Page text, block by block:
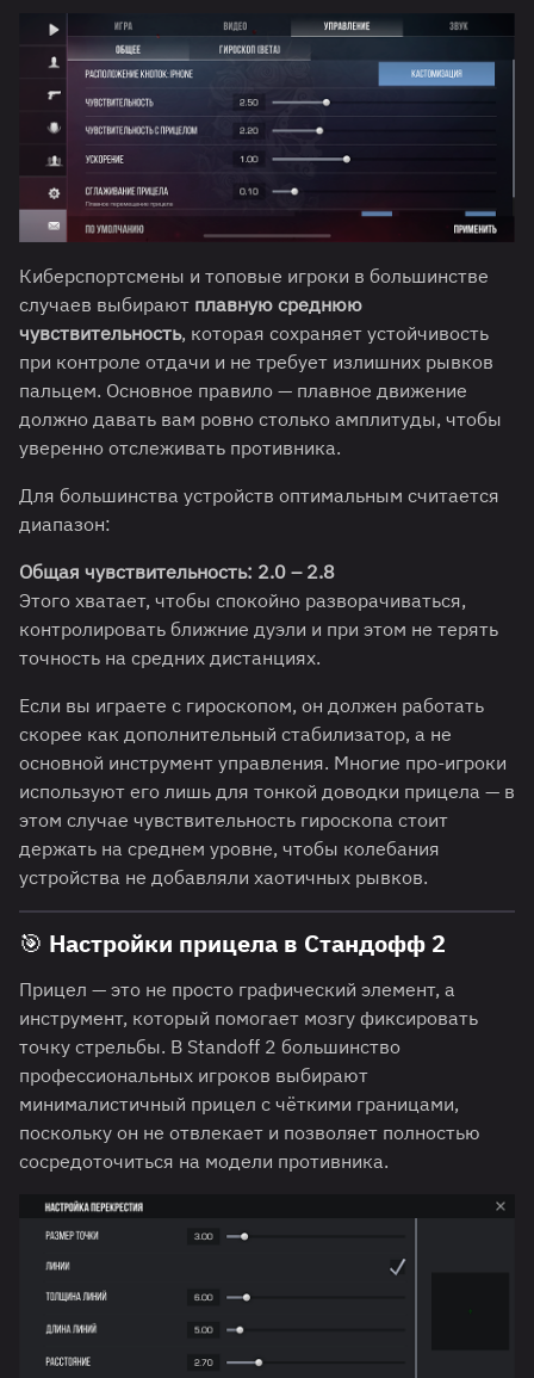
Киберспортсмены и топовые игроки в большинстве
случаев выбирают плавную среднюю
чувствительность, которая сохраняет устойчивость
при контроле отдачи и не требует излишних рывков
пальцем. Основное правило — плавное движение
должно давать вам ровно столько амплитуды, чтобы
уверенно отслеживать противника.
Для большинства устройств оптимальным считается
диапазон:
Общая чувствительность: 2.0 – 2.8
Этого хватает, чтобы спокойно разворачиваться,
контролировать ближние дуэли и при этом не терять
точность на средних дистанциях.
Если вы играете с гироскопом, он должен работать
скорее как дополнительный стабилизатор, а не
основной инструмент управления. Многие про-игроки
используют его лишь для тонкой доводки прицела — в
этом случае чувствительность гироскопа стоит
держать на среднем уровне, чтобы колебания
устройства не добавляли хаотичных рывков.
🎯 Настройки прицела в Стандофф 2
Прицел — это не просто графический элемент, а
инструмент, который помогает мозгу фиксировать
точку стрельбы. В Standoff 2 большинство
профессиональных игроков выбирают
минималистичный прицел с чёткими границами,
поскольку он не отвлекает и позволяет полностью
сосредоточиться на модели противника.